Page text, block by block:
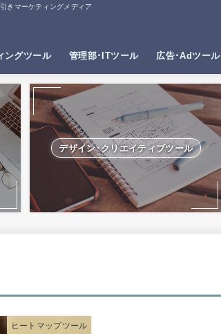
きマーケティングメディア
ングツール
ル
管理部･ITツール 広告･Adツール
デザイン･クリエイティブツール
ヒートマップツール